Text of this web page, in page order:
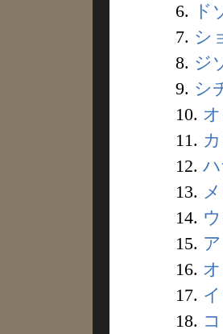
6.
ド
7. シ
8. ジ
9. シ
10.
11.
12.
13.
14.
15.
16.
17.
18.